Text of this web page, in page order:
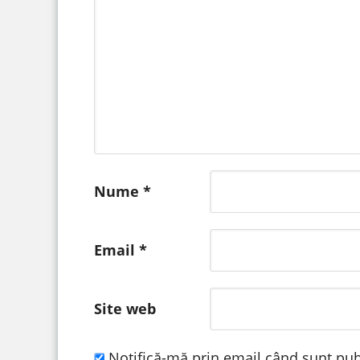
Nume *
Email *
Site web